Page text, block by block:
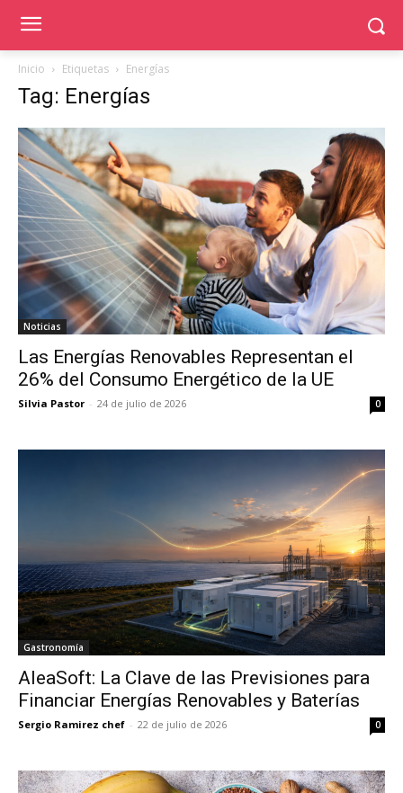
Inicio Etiquetas Energías
Tag: Energías
Noticias
Las Energías Renovables Representan el
26% del Consumo Energético de la UE
Silvia Pastor - 24 de julio de 2026 0
Gastronomía
AleaSoft: La Clave de las Previsiones para
Financiar Energías Renovables y Baterías
Sergio Ramirez chef - 22 de julio de 2026 0